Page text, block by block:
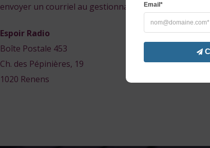
envoyer un courriel au gestionnaire du site Web ou
Espoir Radio
Boîte Postale 453
Ch. des Pépinières, 19
1020 Renens
Email*